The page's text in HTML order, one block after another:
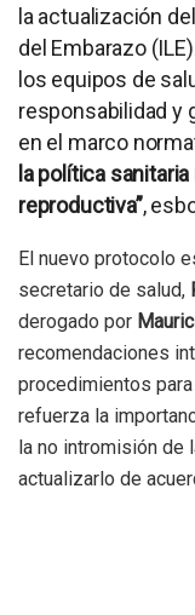
la actualización
del Embarazo
los equipos de
responsabilidad y
en el marco
la política
reproductiva”,
El nuevo protocolo
secretario de salud,
derogado por
recomendaciones
procedimientos
refuerza la
la no intromisión de
actualizarlo de